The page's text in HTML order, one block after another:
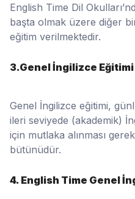
English Time Dil
başta olmak üzere diğer
eğitim verilmektedir.
3.Genel İngilizce
Genel İngilizce eğitimi,
ileri seviyede (akademik)
için mutlaka alınması
bütünüdür.
4. English Time Genel